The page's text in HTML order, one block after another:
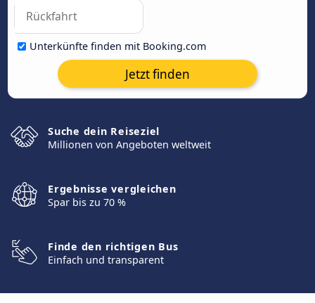
Unterkünfte finden mit Booking.com
Jetzt finden
Suche dein Reiseziel
Millionen von Angeboten weltweit
Ergebnisse vergleichen
Spar bis zu 70 %
Finde den richtigen Bus
Einfach und transparent